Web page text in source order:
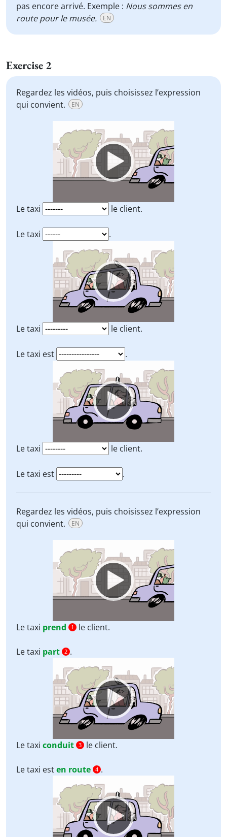
pas encore arrivé. Exemple : Nous sommes en
route pour le musée.
EN
Exercise 2
Regardez les vidéos, puis choisissez l’expression
qui convient.
EN
Le taxi le client.
Le taxi
.
Le taxi le client.
Le taxi est
.
Le taxi le client.
Le taxi est .
Regardez les vidéos, puis choisissez l’expression
qui convient.
EN
Le taxi prend 1 le client.
Le taxi part 2 .
Le taxi conduit 3 le client.
Le taxi esten route 4 .